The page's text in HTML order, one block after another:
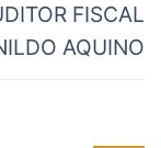
FISCAL
AQUINO